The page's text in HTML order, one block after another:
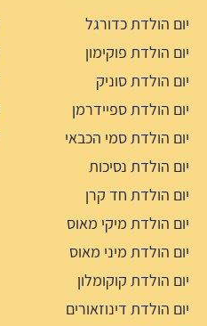
יום הולדת כדורגל
יום הולדת פוקימון
יום הולדת סוניק
יום הולדת ספיידרמן
יום הולדת סמי הכבאי
יום הולדת נסיכות
יום הולדת חד קרן
יום הולדת מיקי מאוס
יום הולדת מיני מאוס
יום הולדת קוקומלון
יום הולדת דינוזאורים